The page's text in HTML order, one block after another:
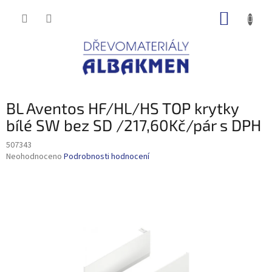
BL Aventos HF/HL/HS TOP krytky
bílé SW bez SD /217,60Kč/pár s DPH
507343
Průměrné
Neohodnoceno Podrobnosti hodnocení